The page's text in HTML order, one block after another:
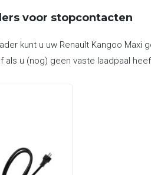
voor stopcontacten
kunt u uw Renault Kangoo Maxi
als u (nog) geen vaste laadpaal